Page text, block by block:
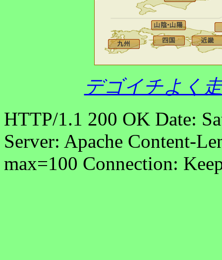
デゴイチよく
HTTP/1.1 200 OK Date:
Server: Apache Content-
max=100 Connection: